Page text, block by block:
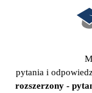
pytania i
rozszerzony -